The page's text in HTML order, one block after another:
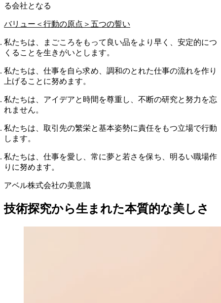
る会社となる
バリュー＜行動の原点＞五つの誓い
私たちは、まごころをもって良い品をより早く、安定的につ
くることを生きがいとします。
私たちは、仕事を自ら求め、調和のとれた仕事の流れを作り
上げることに努めます。
私たちは、アイデアと時間を尊重し、不断の研究と努力を忘
れません。
私たちは、取引先の繁栄と基本姿勢に責任をもつ立場で行動
します。
私たちは、仕事を愛し、常に夢と若さを保ち、明るい職場作
りに努めます。
アベル株式会社の美意識
技術探究から生まれた本質的な美しさ